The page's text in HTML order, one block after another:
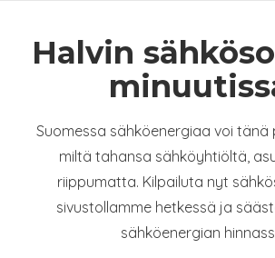
Halvin
Suomessa sähköenergiaa voi
miltä tahansa sähköyhtiöltä,
riippumatta. Kilpailuta nyt
sivustollamme hetkessä ja
sähköenergian